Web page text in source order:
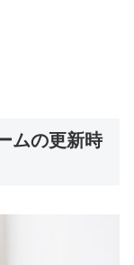
ムの更新時